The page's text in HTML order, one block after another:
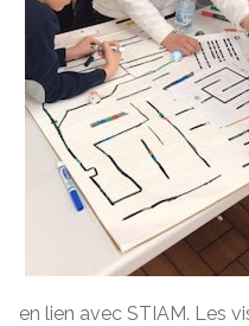
en lien avec STIAM. Les